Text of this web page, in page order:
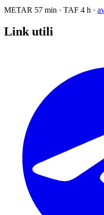
METAR 57 min · TAF 4 h ·
Link utili